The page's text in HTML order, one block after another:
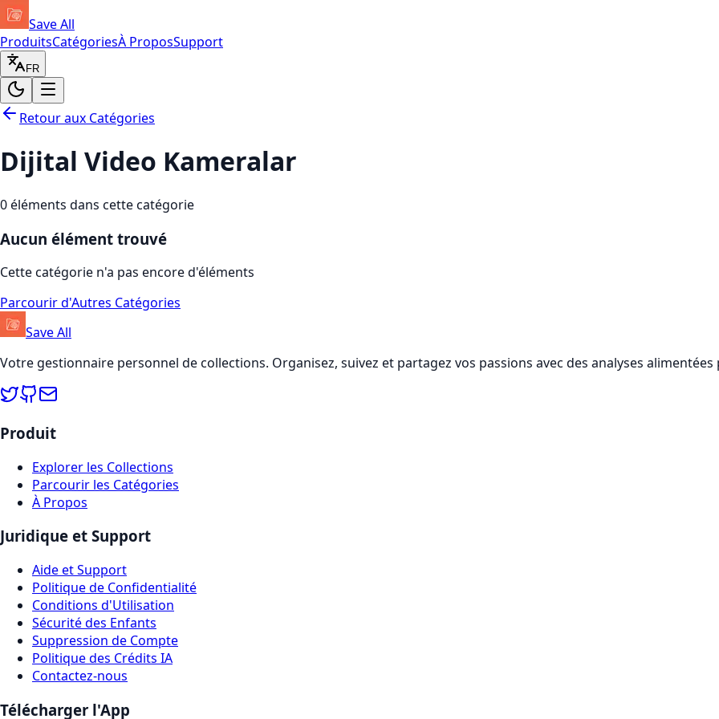
Save All
ProduitsCatégoriesÀ ProposSupport
FR
Retour aux Catégories
Dijital Video Kameralar
0éléments dans cette catégorie
Aucun élément trouvé
Cette catégorie n'a pas encore d'éléments
Parcourir d'Autres Catégories
Save All
Votre gestionnaire personnel de collections. Organisez, suivez et partagez vos passions avec des analyses alimentées
Produit
Explorer les Collections
Parcourir les Catégories
À Propos
Juridique et Support
Aide et Support
Politique de Confidentialité
Conditions d'Utilisation
Sécurité des Enfants
Suppression de Compte
Politique des Crédits IA
Contactez-nous
Télécharger l'App